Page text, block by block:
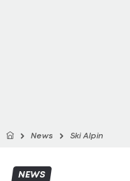
News Ski Alpin
NEWS